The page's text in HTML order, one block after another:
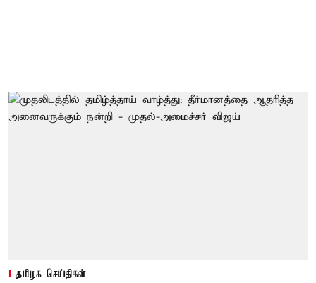
தமிழக செய்திகள்